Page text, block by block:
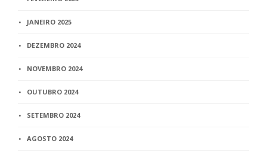
JANEIRO 2025
DEZEMBRO 2024
NOVEMBRO 2024
OUTUBRO 2024
SETEMBRO 2024
AGOSTO 2024